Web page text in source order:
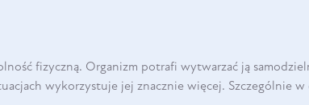
fizyczną. Organizm potrafi wytwarzać ją
wykorzystuje jej znacznie więcej. Szczególnie w